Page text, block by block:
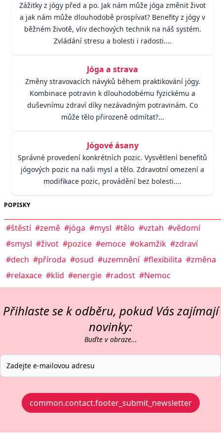
Zážitky z jógy před a po. Jak nám může jóga změnit život
a jak nám může dlouhodobě prospívat? Benefity z jógy v
běžném životě, vliv dechových technik na náš systém.
Zvládání stresu a bolesti i radosti....
Jóga a strava
Změny stravovacích návyků během praktikování jógy.
Kombinace potravin k dlouhodobému fyzickému a
duševnímu zdraví díky nezávadným potravinám. Co
může tělo přirozeně odmítat?...
Jógové ásany
Správné provedení konkrétních pozic. Vysvětlení benefitů
jógových pozic na naši mysl a tělo. Zdravotní omezení a
modifikace pozic, provádění bez bolesti....
POPISKY
#štěstí #země #jóga #mysl #tělo #vztah #vědomí
#smysl #život #pozice #emoce #okamžik #zdraví
#dech #příroda #osud #uzemnění #flexibilita #změna
#relaxace #klid #energie #radost #Nemoc
Přihlaste se k odběru, pokud Vás zajímají
novinky:
Buďte v obraze...
common.contact.footer_submit_newsletter